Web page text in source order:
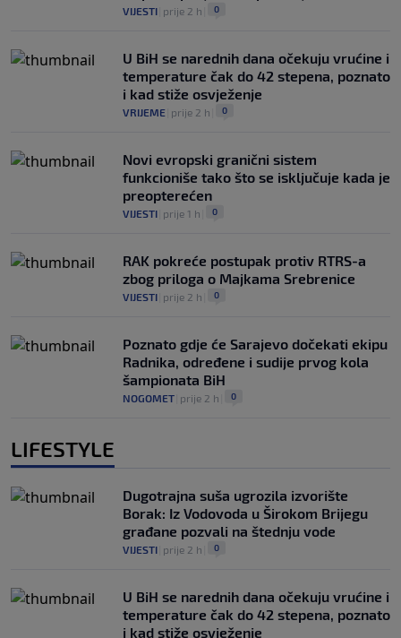
VIJESTI prije 2 h 0
U BiH se narednih dana očekuju vrućine i
temperature čak do 42 stepena, poznato
i kad stiže osvježenje
VRIJEME prije 2 h 0
Novi evropski granični sistem
funkcioniše tako što se isključuje kada je
preopterećen
VIJESTI prije 1 h 0
RAK pokreće postupak protiv RTRS-a
zbog priloga o Majkama Srebrenice
VIJESTI prije 2 h 0
Poznato gdje će Sarajevo dočekati ekipu
Radnika, određene i sudije prvog kola
šampionata BiH
NOGOMET prije 2 h 0
LIFESTYLE
Dugotrajna suša ugrozila izvorište
Borak: Iz Vodovoda u Širokom Brijegu
građane pozvali na štednju vode
VIJESTI prije 2 h 0
U BiH se narednih dana očekuju vrućine i
temperature čak do 42 stepena, poznato
i kad stiže osvježenje